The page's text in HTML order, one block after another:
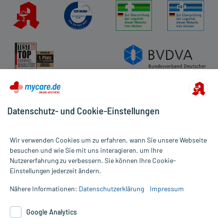
Alle Preise gelten inkl. MwSt., ggf. zzgl. Versandkosten
Informationen auf dieser Website werden ausschließlich für
die Untersuchung und Behandlung durch einen Arzt. Bitte
Therapien eingeleitet werden können. | Diese Webseite benutzt
Datenschutz- und Cookie-Einstellungen
Wir verwenden Cookies um zu erfahren, wann Sie unsere Webseite
besuchen und wie Sie mit uns interagieren, um Ihre
Nutzererfahrung zu verbessern. Sie können Ihre Cookie-
Einstellungen jederzeit ändern.
Nähere Informationen: Datenschutzerklärung Impressum
Google Analytics